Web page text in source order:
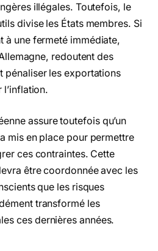
illégales. Toutefois, le
divise les États membres. Si
à une fermeté immédiate,
redoutent des
pénaliser les exportations
l’inflation.
assure toutefois qu’un
mis en place pour permettre
ces contraintes. Cette
être coordonnée avec les
que les risques
transformé les
ces dernières années.